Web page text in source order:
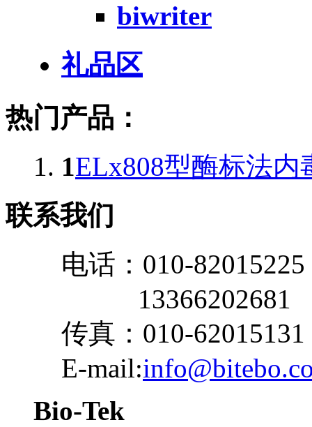
biwriter
礼品区
热门产品：
1ELx808型酶标法内
联系我们
电话：010-82015225
13366202681
传真：010-62015131
E-mail:
Bio-Tek